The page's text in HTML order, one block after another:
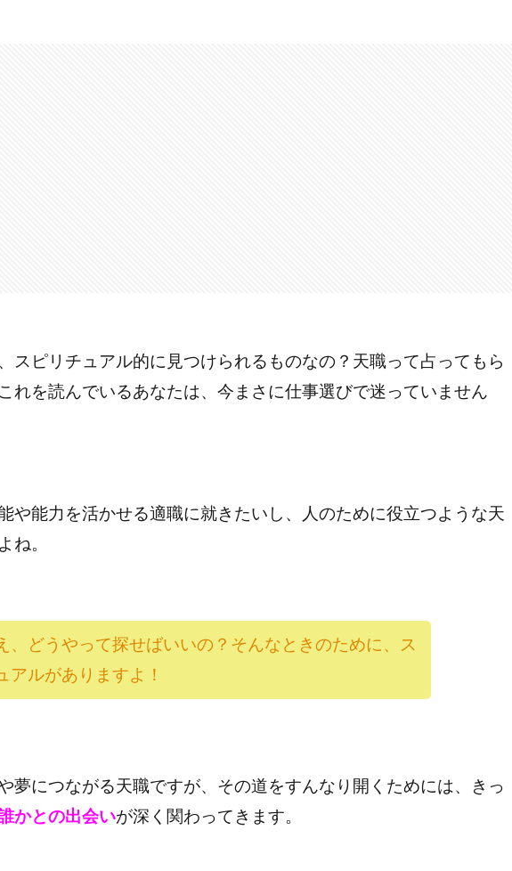
スピリチュアル的に見つけられるものなの？天職って占ってもら
れを読んでいるあなたは、今まさに仕事選びで迷っていません
や能力を活かせる適職に就きたいし、人のために役立つような天
ね。
、どうやって探せばいいの？そんなときのために、ス
アルがありますよ！
夢につながる天職ですが、その道をすんなり開くためには、きっ
かとの出会いが深く関わってきます。